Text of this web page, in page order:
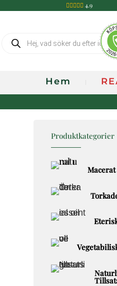
 4.9
Produktsökning
Hem
Produktkategorier
Macerat